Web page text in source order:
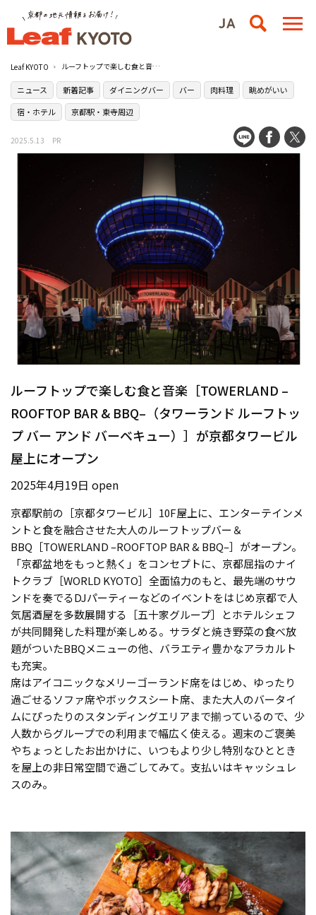
Leaf KYOTO ルーフトップで楽しむ食と音楽［TOWERLAND –ROOFTOP BAR & BBQ–（タワーランド ルーフトップ バー アンド バーベキュー）］が京都タワービル屋上にオープン
ニュース 新着記事 ダイニングバー バー 肉料理
眺めがいい
宿・ホテル
京都駅・東寺周辺
2025.5.13 PR
ルーフトップで楽しむ食と音楽［TOWERLAND –
ROOFTOP BAR & BBQ–（タワーランド ルーフトッ
プ バー アンド バーベキュー）］が京都タワービル
屋上にオープン
2025年4月19日 open
京都駅前の［京都タワービル］10F屋上に、エンターテインメ
ントと食を融合させた大人のルーフトップバー＆
BBQ［TOWERLAND –ROOFTOP BAR & BBQ–］がオープン。
「京都盆地をもっと熱く」をコンセプトに、京都屈指のナイ
トクラブ［WORLD KYOTO］全面協力のもと、最先端のサウ
ンドを奏でるDJパーティーなどのイベントをはじめ京都で人
気居酒屋を多数展開する［五十家グループ］とホテルシェフ
が共同開発した料理が楽しめる。サラダと焼き野菜の食べ放
題がついたBBQメニューの他、バラエティ豊かなアラカルト
も充実。
席はアイコニックなメリーゴーランド席をはじめ、ゆったり
過ごせるソファ席やボックスシート席、また大人のバータイ
ムにぴったりのスタンディングエリアまで揃っているので、少
人数からグループでの利用まで幅広く使える。週末のご褒美
やちょっとしたお出かけに、いつもより少し特別なひととき
を屋上の非日常空間で過ごしてみて。支払いはキャッシュレ
スのみ。